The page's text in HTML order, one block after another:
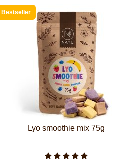
Bestseller
Lyo smoothie mix 75g